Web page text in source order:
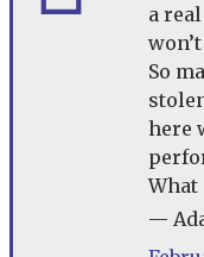
a
So
here
What
—